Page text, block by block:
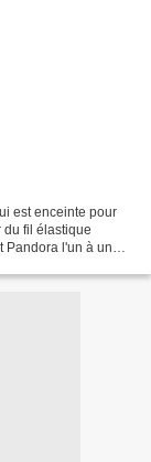
est enceinte pour
du fil élastique
Pandora l'un à un